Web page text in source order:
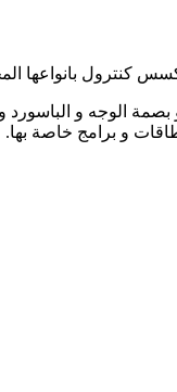
بانواعها
الوجه و الباسورد
و برامج خاصة بها.